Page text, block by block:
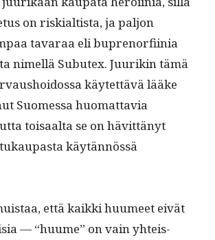
on riskialtista, ja paljon
tavaraa eli buprenor­fi­inia
nimel­lä Sub­u­tex. Juurikin tämä
käytet­tävä lääke
Suomes­sa huo­mat­tavia
toisaal­ta se on hävit­tänyt
käytän­nössä
että kaik­ki huumeet eivät
— “huume” on vain yhteis­